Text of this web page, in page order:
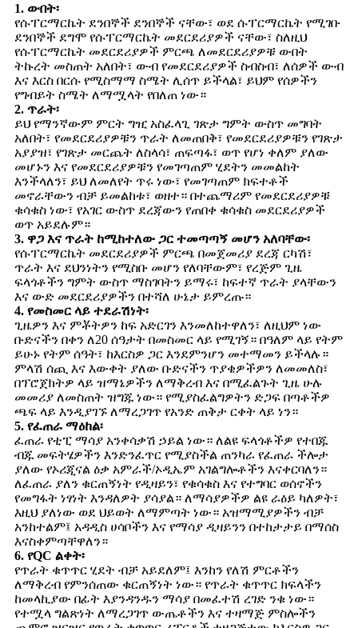
1. ውበት፡
የሱፐርማርኬት ደንበኞች ደንበኞች ናቸው፣ ወደ ሱፐርማርኬት የሚገቡ
ደንበኞች ደግሞ የሱፐርማርኬት መደርደሪያዎች ናቸው፣ ስለዚህ
የሱፐርማርኬት መደርደሪያዎች ምርጫ ለመደርደሪያዎቹ ውበት
ትኩረት መስጠት አለበት፣ ውብ የመደርደሪያዎች ስብስብ፣ ለሰዎች ውብ
እና እርስ በርሱ የሚስማማ ስሜት ሊሰጥ ይችላል፣ ይህም የሰዎችን
የግብይት ስሜት ለማሟላት የበለጠ ነው።
2. ጥራት፡
ይህ የማንኛውም ምርት ግዢ አስፈላጊ ገጽታ ግምት ውስጥ መግባት
አለበት፣ የመደርደሪያዎቹን ጥራት ለመጠበቅ፣ የመደርደሪያዎቹን የገጽታ
አያያዝ፣ የገጽታ መርጨት ለስላሳ፣ ጠፍጣፋ፣ ወጥ የሆነ ቀለም ያለው
መሆኑን እና የመደርደሪያዎቹን የመገጣጠም ሂደትን መመልከት
እንችላለን፣ ይህ ለመለየት ጥሩ ነው፣ የመገጣጠም ክፍተቶች
መኖራቸውን ብቻ ይመልከቱ፣ ወዘተ። በተጨማሪም የመደርደሪያዎቹ
ቁሳቁስ ነው፣ የአገር ውስጥ ደረጃውን የጠበቀ ቁሳቁስ መደርደሪያዎች
ወጥ አይደሉም።
3. ዋጋ እና ጥራት ከሚከተለው ጋር ተመጣጣኝ መሆን አለባቸው፡
የሱፐርማርኬት መደርደሪያዎች ምርጫ በመጀመሪያ ደረጃ ርካሽ፣
ጥራት እና ደህንነትን የሚስቡ መሆን የለባቸውም፣ የረጅም ጊዜ
ፍላጎቶችን ግምት ውስጥ ማስገባትን ይማሩ፣ ከፍተኛ ጥራት ያላቸውን
እና ውድ መደርደሪያዎችን በተሻለ ሁኔታ ይምረጡ።
4. የመስመር ላይ ተደራሽነት፡
ጊዜዎን እና ምቾትዎን ከፍ አድርገን እንመለከተዋለን፣ ለዚህም ነው
ቡድናችን በቀን ለ20 ሰዓታት በመስመር ላይ የሚገኝ። በዓለም ላይ የትም
ይሁኑ የትም ሰዓት፣ ከእርስዎ ጋር እንደምንሆን መተማመን ይችላሉ።
ምላሽ ሰጪ እና እውቀት ያለው ቡድናችን ጥያቄዎችዎን ለመመለስ፣
በፕሮጀክትዎ ላይ ዝማኔዎችን ለማቅረብ እና በሚፈልጉት ጊዜ ሁሉ
መመሪያ ለመስጠት ዝግጁ ነው። የሚያስፈልግዎትን ድጋፍ በጣቶችዎ
ጫፍ ላይ እንዲያገኙ ለማረጋገጥ የአንድ ጠቅታ ርቀት ላይ ነን።
5. የፈጠራ ማዕከል፡
ፈጠራ የቲፒ ማሳያ አንቀሳቃሽ ኃይል ነው። ለልዩ ፍላጎቶችዎ የተበጁ
ብጁ መፍትሄዎችን እንድንፈጥር የሚያስችል ጠንካራ የፈጠራ ችሎታ
ያለው የኦሪጂናል ዕቃ አምራች/ኦዲኤም አገልግሎቶችን እናቀርባለን።
ለፈጠራ ያለን ቁርጠኝነት የዲዛይን፣ የቁሳቁስ እና የተግባር ወሰኖችን
የመግፋት ነፃነት እንዳለዎት ያሳያል። ለማሳያዎችዎ ልዩ ራዕይ ካለዎት፣
እዚህ ያለነው ወደ ህይወት ለማምጣት ነው። አዝማሚያዎችን ብቻ
አንከተልም፤ አዳዲስ ሀሳቦችን እና የማሳያ ዲዛይንን በተከታታይ በማሰስ
እናስቀምጣቸዋለን።
6. የQC ልቀት፡
የጥራት ቁጥጥር ሂደት ብቻ አይደለም፤ እንከን የለሽ ምርቶችን
ለማቅረብ የምንሰጠው ቁርጠኝነት ነው። የጥራት ቁጥጥር ክፍላችን
ከመላኪያው በፊት እያንዳንዱን ማሳያ በመፈተሽ ረገድ ንቁ ነው።
የተሟላ ግልጽነት ለማረጋገጥ ውጤቶችን እና ተዛማጅ ምስሎችን